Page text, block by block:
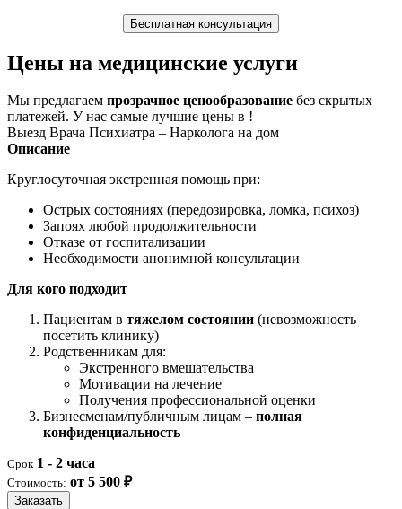
Бесплатная консультация
Цены на медицинские услуги
Мы предлагаем прозрачное ценообразование без скрытых
платежей. У нас самые лучшие цены в !
Выезд Врача Психиатра – Нарколога на дом
Описание
Круглосуточная экстренная помощь при:
Острых состояниях (передозировка, ломка, психоз)
Запоях любой продолжительности
Отказе от госпитализации
Необходимости анонимной консультации
Для кого подходит
Пациентам в тяжелом состоянии (невозможность
посетить клинику)
Родственникам для:
Экстренного вмешательства
Мотивации на лечение
Получения профессиональной оценки
Бизнесменам/публичным лицам – полная
конфиденциальность
Срок 1 - 2 часа
Стоимость: от 5 500 ₽
Заказать